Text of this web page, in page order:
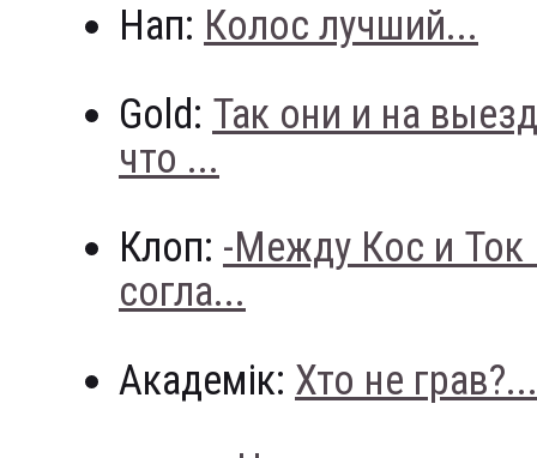
Нап: Колос лучший...
Gold: Так они и на
что ...
Клоп: -Между Кос и
согла...
Академік: Хто не грав?...